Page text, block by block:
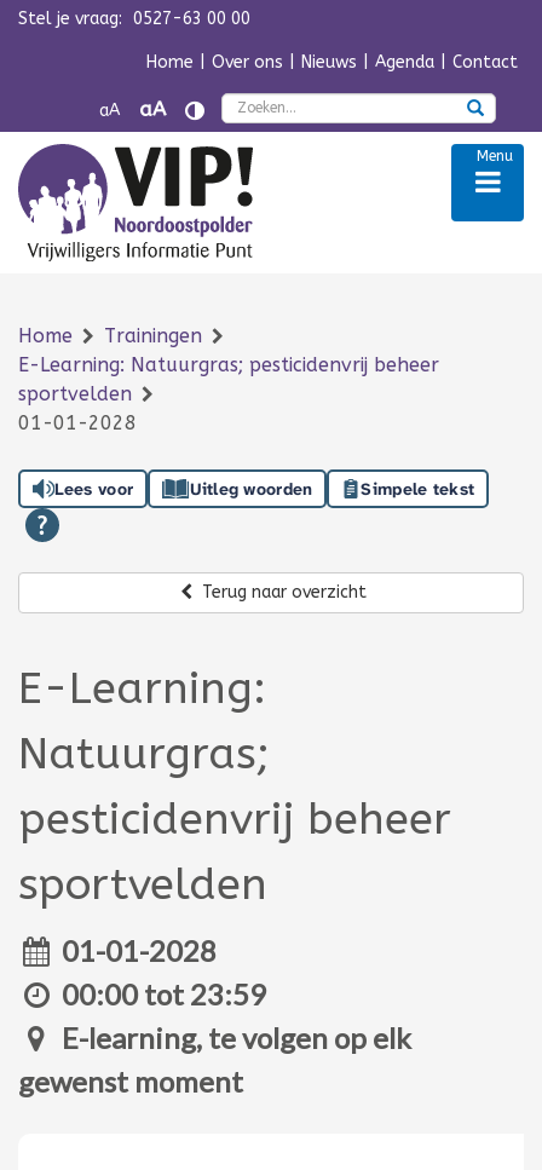
Navigatie overslaan
Stel je vraag: 0527-63 00 00
Home Over ons Nieuws Agenda Contact
aA aA
Menu
Home
Trainingen
E-Learning: Natuurgras; pesticidenvrij beheer
sportvelden
01-01-2028
Lees voor Uitleg woorden Simpele tekst
Terug naar overzicht
E-Learning:
Natuurgras;
pesticidenvrij beheer
sportvelden
01-01-2028
00:00 tot 23:59
E-learning, te volgen op elk
gewenst moment